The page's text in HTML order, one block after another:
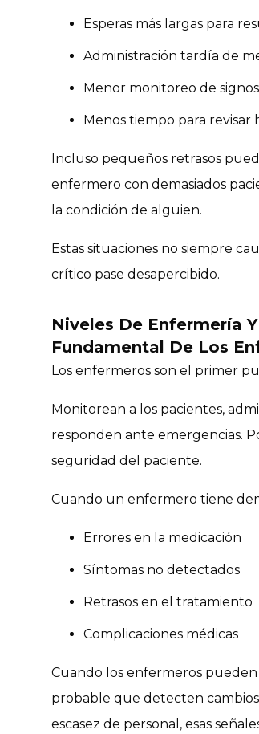
Esperas más largas para
Administración tardía de
Menor monitoreo de
Menos tiempo para revisar
Incluso pequeños retrasos
enfermero con demasiados
la condición de alguien.
Estas situaciones no siempre
crítico pase desapercibido.
Niveles De Enfermería
Fundamental De Los
Los enfermeros son el primer
Monitorean a los pacientes,
responden ante emergencias.
seguridad del paciente.
Cuando un enfermero tiene
Errores en la medicación
Síntomas no detectados
Retrasos en el tratamiento
Complicaciones médicas
Cuando los enfermeros
probable que detecten
escasez de personal, esas